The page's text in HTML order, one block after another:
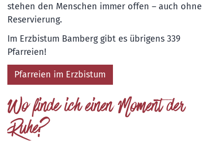
stehen den Menschen immer offen – auch ohne
Reservierung.
Im Erzbistum Bamberg gibt es übrigens 339
Pfarreien!
Pfarreien im Erzbistum
Wo finde ich einen Moment der
Ruhe?